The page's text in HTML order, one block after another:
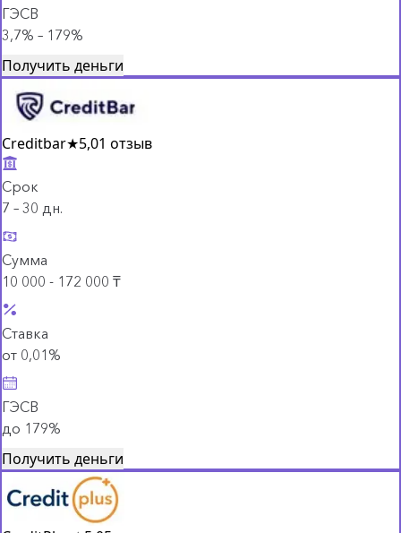
ГЭСВ
3,7% – 179%
Получить деньги
Creditbar★5,01 отзыв
Срок
7 – 30 дн.
Сумма
10 000 - 172 000 ₸
Ставка
от 0,01%
ГЭСВ
до 179%
Получить деньги